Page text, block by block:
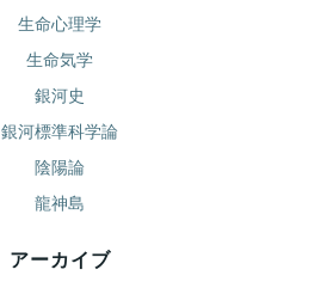
生命心理学
生命気学
銀河史
銀河標準科学論
陰陽論
龍神島
アーカイブ